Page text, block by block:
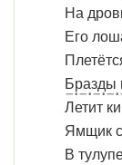
На
Его
Бразды
Летит
Ямщик
В